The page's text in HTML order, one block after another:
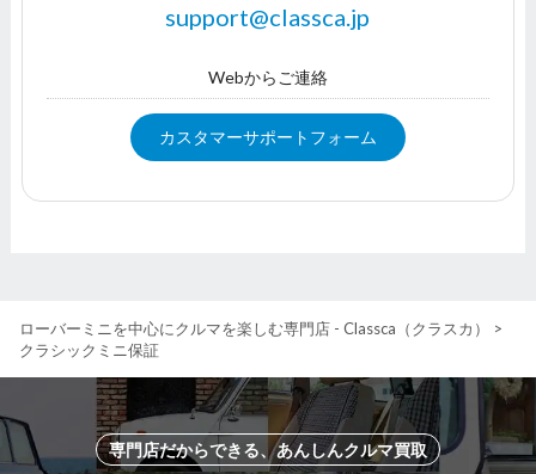
support@classca.jp
Webからご連絡
カスタマーサポートフォーム
ローバーミニを中心にクルマを楽しむ専門店 - Classca（クラスカ）
>
クラシックミニ保証
専門店だからできる、あんしんクルマ買取